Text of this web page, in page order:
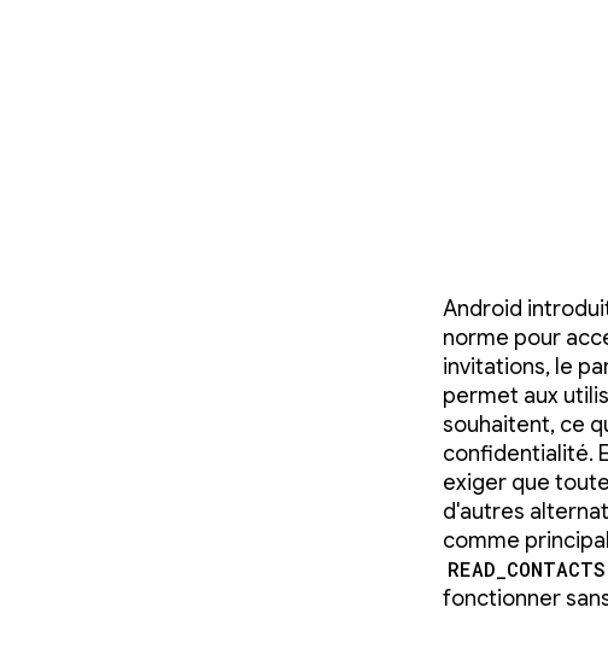
Android
norme pour
invitations, le
permet aux
souhaitent, ce
confidentialité.
exiger que
d'autres
comme
READ_CONTACTS
fonctionner